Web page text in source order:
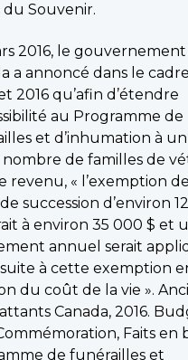
du Souvenir.
2016, le
a annoncé dans le
2016 qu’afin d’étendre
au Programme de
et d’inhumation à
de familles de
revenu, « l’exemption
succession d’environ
à environ 35 000 $ et
annuel serait
à cette exemption
du coût de la vie ».
Canada, 2016.
Faits en
de funérailles et